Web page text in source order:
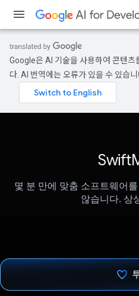
Google은 AI 기술을 사용하여 콘텐츠
다. AI 번역에는 오류가 있을 수 있습니
몇 분 만에 맞춤 소프트웨어
않습니다. 상